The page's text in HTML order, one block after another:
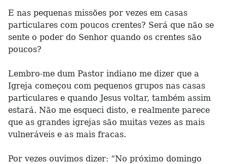
E nas pequenas missões por vezes em casas
particulares com poucos crentes? Será que não se
sente o poder do Senhor quando os crentes são
poucos?
Lembro-me dum Pastor indiano me dizer que a
Igreja começou com pequenos grupos nas casas
particulares e quando Jesus voltar, também assim
estará. Não me esqueci disto, e realmente parece
que as grandes igrejas são muitas vezes as mais
vulneráveis e as mais fracas.
Por vezes ouvimos dizer: “No próximo domingo